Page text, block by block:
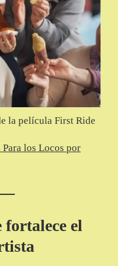
la película First Ride
Para los Locos por
fortalece el